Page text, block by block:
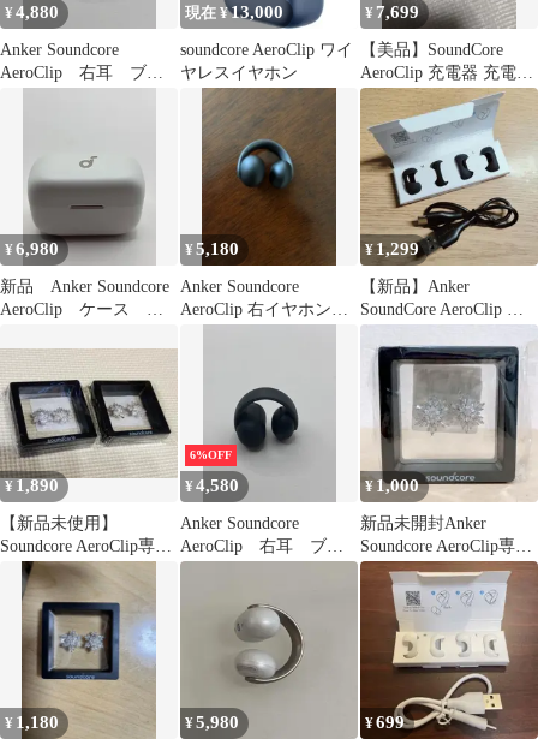
¥4,880
Anker Soundcore
AeroClip 右耳 ブラ
現在 ¥13,000
soundcore AeroClip ワイ
ヤレスイヤホン
¥ 7,699
【美品】SoundCore
AeroClip 充電器 充電ケ
ース
¥6,980
新品 Anker Soundcore
AeroClip ケース ホ
¥5,180
Anker Soundcore
AeroClip 右イヤホンの
¥ 1,299
【新品】Anker
SoundCore AeroClip イ
¥ 1,890
【新品未使用】
Soundcore AeroClip専用
アクセサリー
6%OFF
¥4,580
Anker Soundcore
AeroClip 右耳 ブラ
ック イヤホン
¥ 1,000
新品未開封Anker
Soundcore AeroClip専用
アクセサリースノー
¥ 1,180 ¥5,980 ¥699